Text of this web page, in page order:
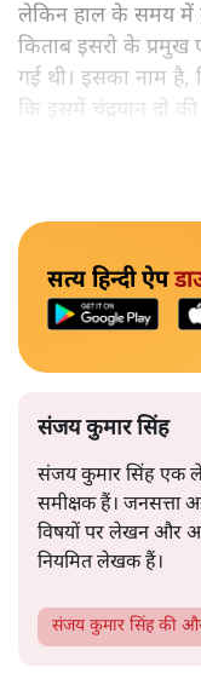
लेकिन हाल के समय में
किताब इसरो के
गई थी। इसका नाम है,
कि इसमें चंद्रयान दो
सत्य हिन्दी ऐप
संजय कुमार सिंह
संजय कुमार सिंह एक
समीक्षक हैं। जनसत्ता
विषयों पर लेखन और
नियमित लेखक हैं।
संजय कुमार सिंहकी और